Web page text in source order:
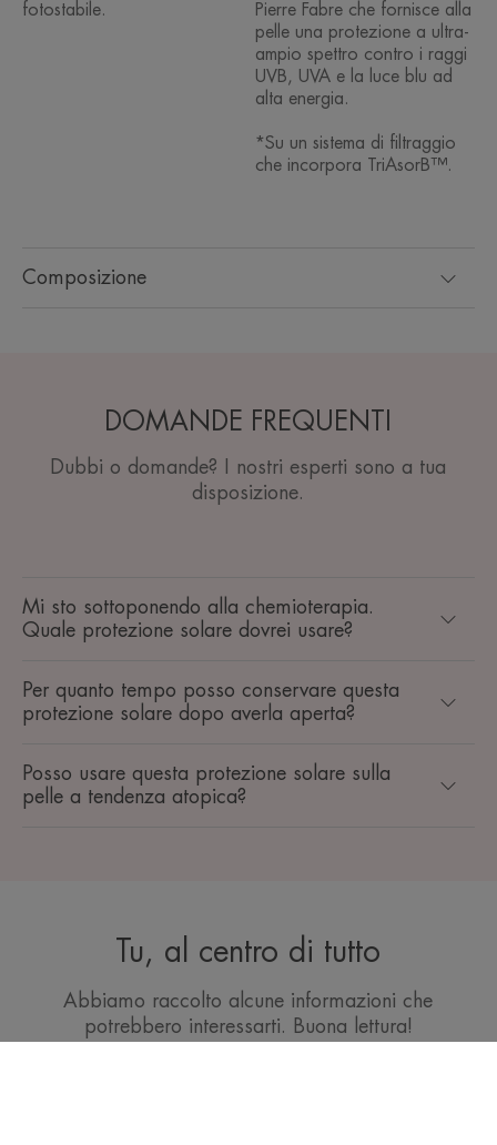
Composizione
fotostabile.
Pierre Fabre che fornisce alla
pelle una protezione a ultra-
ampio spettro contro i raggi
UVB, UVA e la luce blu ad
alta energia.
*Su un sistema di filtraggio
che incorpora TriAsorB™.
DOMANDE FREQUENTI
Dubbi o domande? I nostri esperti sono a tua
disposizione.
Mi sto sottoponendo alla chemioterapia.
Quale protezione solare dovrei usare?
Per quanto tempo posso conservare questa
protezione solare dopo averla aperta?
Posso usare questa protezione solare sulla
pelle a tendenza atopica?
Tu, al centro di tutto
Abbiamo raccolto alcune informazioni che
potrebbero interessarti. Buona lettura!